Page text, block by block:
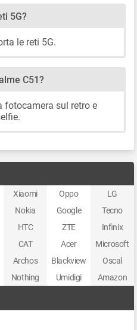
5G?
le reti 5G.
C51?
fotocamera sul retro e
Xiaomi Oppo
LG
Nokia Google
Tecno
HTC ZTE
Infinix
CAT Acer
Microsoft
Archos Blackview
Oscal
Nothing Umidigi Amazon